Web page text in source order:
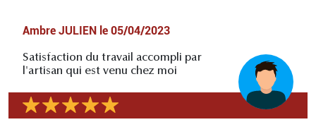
Ambre JULIEN le 05/04/2023
Satisfaction du travail accompli par
l'artisan qui est venu chez moi